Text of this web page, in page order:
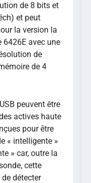
de 8 bits et
et peut
la version la
6426E avec une
de
de 4
peuvent être
actives haute
pour être
« intelligente »
» car, outre la
cette
détecter